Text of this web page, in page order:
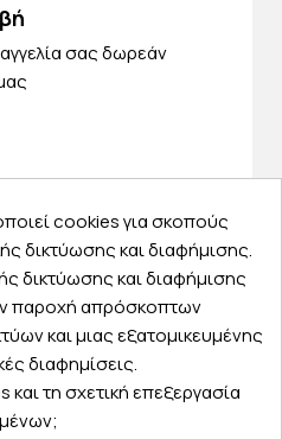
σας δωρεάν
σας και
πόρτα σας
cookies για σκοπούς
δικτύωσης και διαφήμισης.
δικτύωσης και διαφήμισης
παροχή απρόσκοπτων
και μιας εξατομικευμένης
διαφημίσεις.
τη σχετική επεξεργασία